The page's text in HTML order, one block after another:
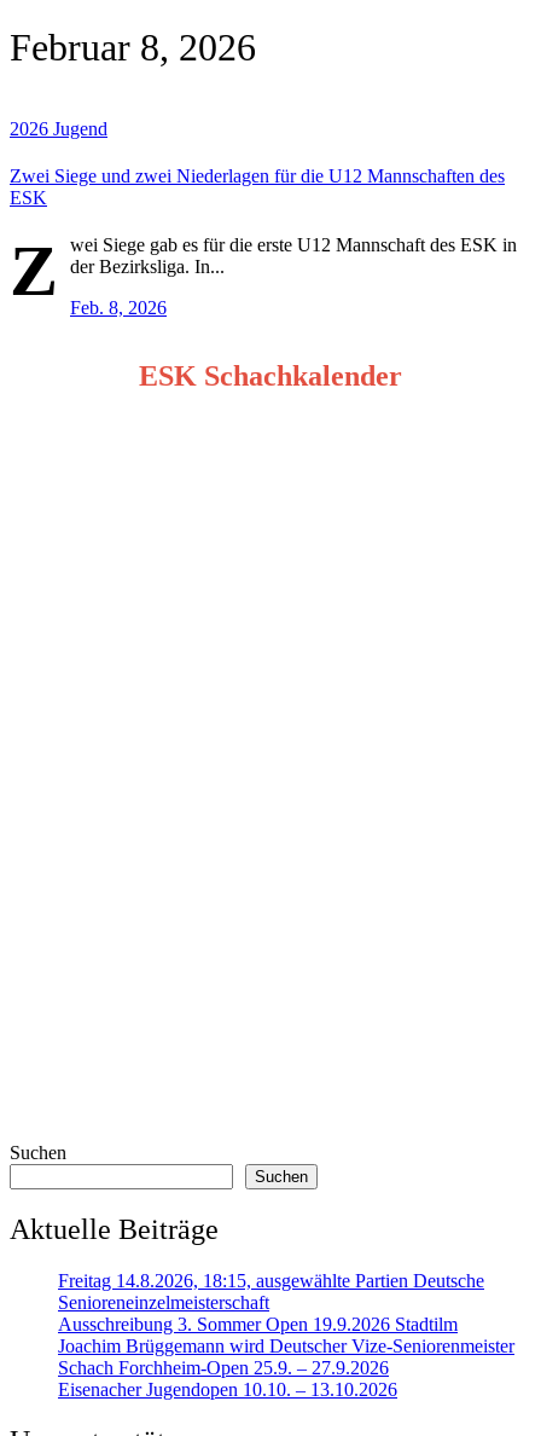
Februar 8, 2026
2026 Jugend
Zwei Siege und zwei Niederlagen für die U12 Mannschaften des
ESK
Z
wei Siege gab es für die erste U12 Mannschaft des ESK in
der Bezirksliga. In...
Feb. 8, 2026
ESK Schachkalender
Suchen
Suchen
Aktuelle Beiträge
Freitag 14.8.2026, 18:15, ausgewählte Partien Deutsche
Senioreneinzelmeisterschaft
Ausschreibung 3. Sommer Open 19.9.2026 Stadtilm
Joachim Brüggemann wird Deutscher Vize-Seniorenmeister
Schach Forchheim-Open 25.9. – 27.9.2026
Eisenacher Jugendopen 10.10. – 13.10.2026